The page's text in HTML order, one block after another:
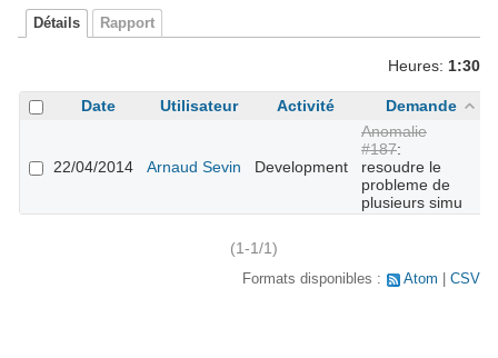
Détails Rapport
Heures: 1:30
Date Utilisateur Activité Demande
22/04/2014 Arnaud Sevin Development
Anomalie
#187:
resoudre le
probleme de
plusieurs simu
(1-1/1)
Formats disponibles : Atom CSV